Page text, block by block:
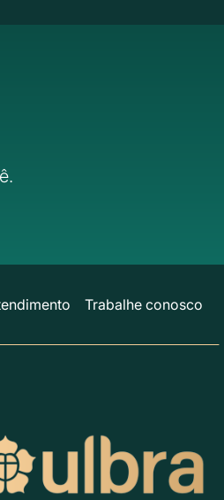
Trabalhe conosco